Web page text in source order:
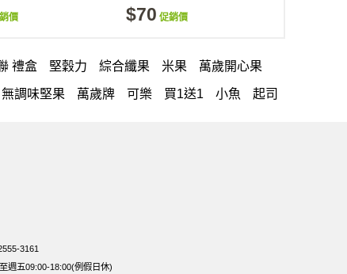
價
味(5包入)
$70 促銷價
禮盒 堅穀力 綜合纖果 米果 萬歲開心果
無調味堅果 萬歲牌 可樂 買1送1 小魚 起司
心
3161
週五09:00-18:00(例假日休)